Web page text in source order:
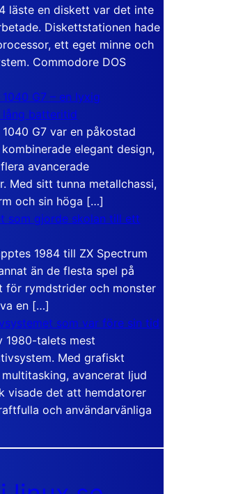
läste en diskett var det inte
Diskettstationen hade
ett eget minne och
Commodore DOS
G7 – en lyxig
batteritid
G7 var en påkostad
elegant design,
avancerade
Med sitt tunna metallchassi,
och sin höga […]
som gjorde skolan till ett
1984 till ZX Spectrum
än de flesta spel på
för rymdstrider och monster
en […]
som var före sin tid
1980-talets mest
Med grafiskt
avancerat ljud
visade det att hemdatorer
och användarvänliga